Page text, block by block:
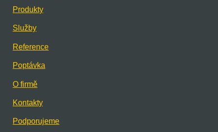
Produkty
Služby
Reference
Poptávka
O firmě
Kontakty
Podporujeme